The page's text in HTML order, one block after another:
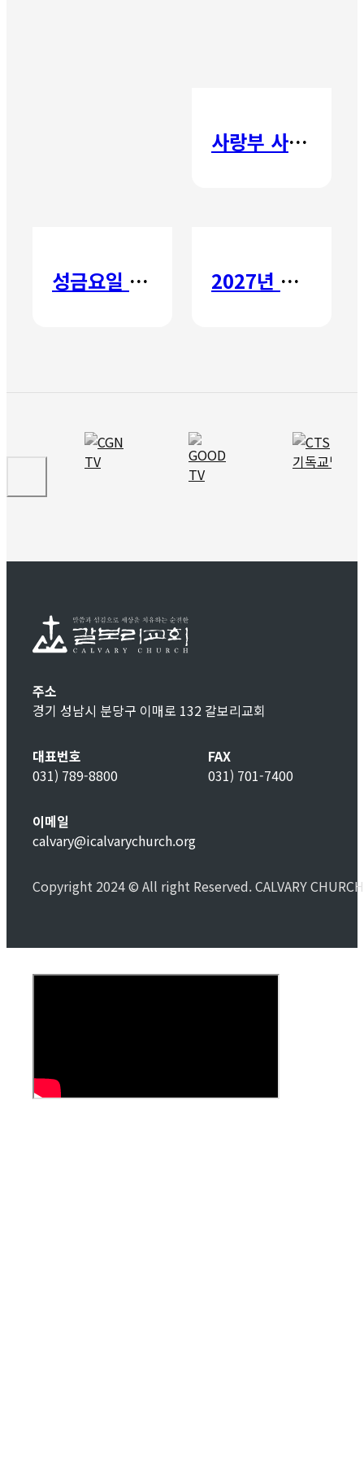
사랑부 사랑주일
성금요일 칸타타 2027년 갈보리 어학원 유치부 신입생 모집
주소
경기 성남시 분당구 이매로 132 갈보리교회
대표번호
031) 789-8800
FAX
031) 701-7400
이메일
calvary@icalvarychurch.org
Copyright 2024 © All right Reserved. CALVARY CHURCH